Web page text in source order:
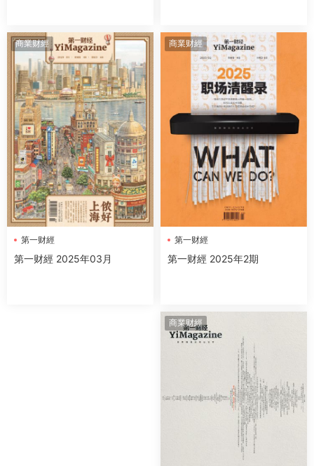
商業财經
第一财經
第一财經 2025年03月
商業财經
第一财經
第一财經 2025年2期
商業财經